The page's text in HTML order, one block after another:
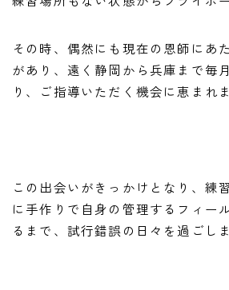
その時、偶然にも現在の恩師にあ
があり、遠く静岡から兵庫まで毎
り、ご指導いただく機会に恵まれ
この出会いがきっかけとなり、練
に手作りで自身の管理するフィー
るまで、試行錯誤の日々を過ごし